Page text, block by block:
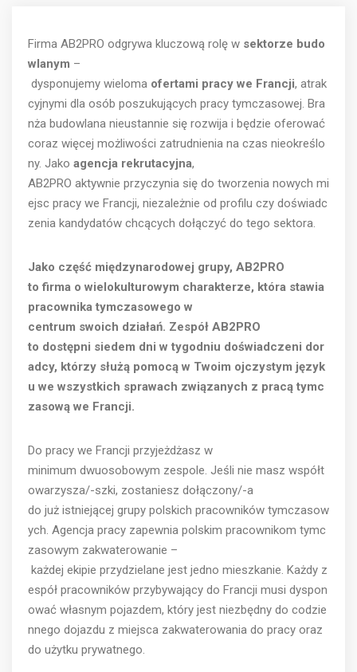
Firma AB2PRO odgrywa kluczową rolę w sektorze budo
wlanym –
dysponujemy wieloma ofertami pracy we Francji, atrak
cyjnymi dla osób poszukujących pracy tymczasowej. Bra
nża budowlana nieustannie się rozwija i będzie oferować
coraz więcej możliwości zatrudnienia na czas nieokreślo
ny. Jako agencja rekrutacyjna,
AB2PRO aktywnie przyczynia się do tworzenia nowych mi
ejsc pracy we Francji, niezależnie od profilu czy doświadc
zenia kandydatów chcących dołączyć do tego sektora.
Jako część międzynarodowej grupy, AB2PRO
to firma o wielokulturowym charakterze, która stawia
pracownika tymczasowego w
centrum swoich działań. Zespół AB2PRO
to dostępni siedem dni w tygodniu doświadczeni dor
adcy, którzy służą pomocą w Twoim ojczystym język
u we wszystkich sprawach związanych z pracą tymc
zasową we Francji.
Do pracy we Francji przyjeżdżasz w
minimum dwuosobowym zespole. Jeśli nie masz współt
owarzysza/-szki, zostaniesz dołączony/-a
do już istniejącej grupy polskich pracowników tymczasow
ych. Agencja pracy zapewnia polskim pracownikom tymc
zasowym zakwaterowanie –
każdej ekipie przydzielane jest jedno mieszkanie. Każdy z
espół pracowników przybywający do Francji musi dyspon
ować własnym pojazdem, który jest niezbędny do codzie
nnego dojazdu z miejsca zakwaterowania do pracy oraz
do użytku prywatnego.